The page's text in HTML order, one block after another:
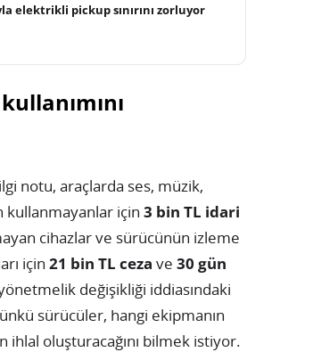
elektrikli pickup sınırını zorluyor
notu, araçlarda ses, müzik,
kullanmayanlar için 3 bin TL idari
cihazlar ve sürücünün izleme
için 21 bin TL ceza ve 30 gün
değişikliği iddiasındaki
sürücüler, hangi ekipmanın
ihlal oluşturacağını bilmek istiyor.